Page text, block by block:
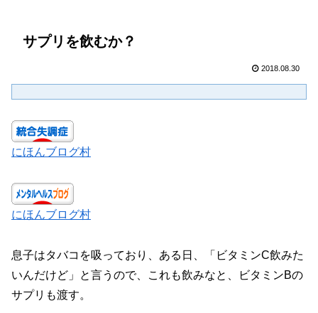
サプリを飲むか？
2018.08.30
にほんブログ村
にほんブログ村
息子はタバコを吸っており、ある日、「ビタミンC飲みた
いんだけど」と言うので、これも飲みなと、ビタミンBの
サプリも渡す。